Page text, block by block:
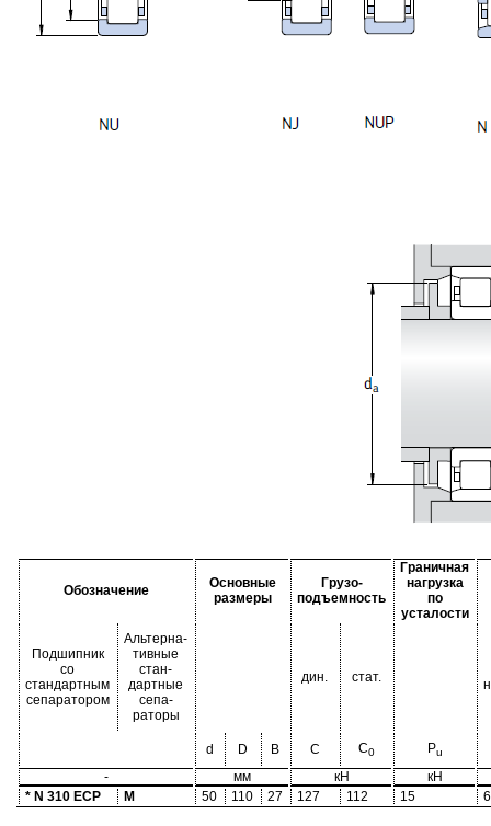
Обозначение
Основные
размеры
Грузо-
подъемность
Граничная
нагрузка
по
усталости
Подшипник
со
стандартным
сепаратором
Альтерна-
тивные
стан-
дартные
сепа-
раторы
дин. стат.
d D B C C0 Pu
- мм кН
кН
* N 310 ECP
M 50 110 27 127 112 15